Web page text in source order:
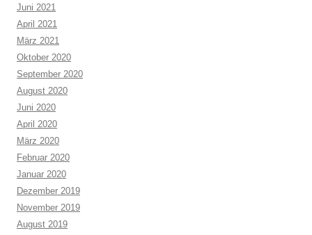
Juni 2021
April 2021
März 2021
Oktober 2020
September 2020
August 2020
Juni 2020
April 2020
März 2020
Februar 2020
Januar 2020
Dezember 2019
November 2019
August 2019